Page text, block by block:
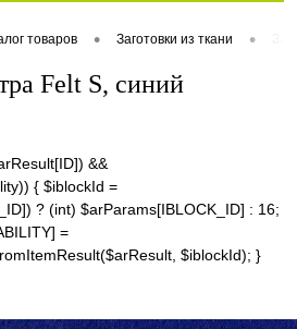
товаров • Заготовки из ткани •
Felt S, синий
&&
{ $iblockId =
? (int) $arParams[IBLOCK_ID] : 16;
=
$iblockId); }